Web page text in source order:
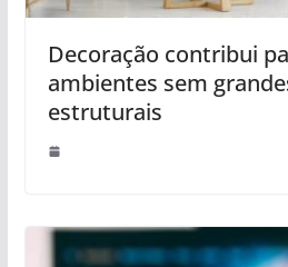
Decoração contribui
ambientes sem
estruturais